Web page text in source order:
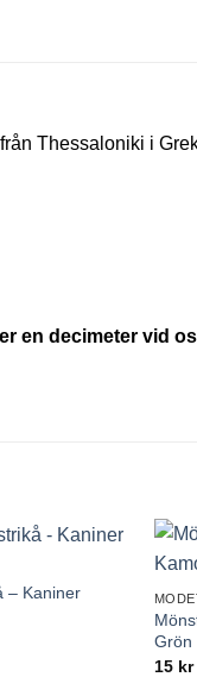
Thessaloniki i
en decimeter vid
Lägg till
önskelistan
– Kaniner
Grön
15 kr